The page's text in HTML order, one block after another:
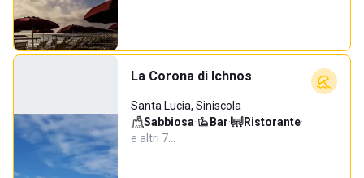
La Corona di Ichnos
Santa Lucia, Siniscola
Sabbiosa· Bar· Ristorante·
e altri 7…